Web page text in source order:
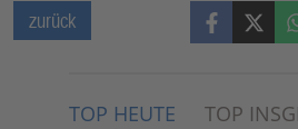
zurück Facebook
X
TOP HEUTE TOP